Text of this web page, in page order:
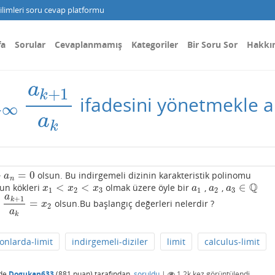
soru cevap platformu
Sorular Cevaplanmamış Kategoriler Bir Soru Sor
∞
ak+1
ak
∞a k+1ak ifadesini yönetmekle
an = 0
0 olsun. Bu indirgemeli dizinin karakteristik polinomu
kökleri x1 < x2 < x3
x1 x2 <x3 olmak üzere öyle bir a1
a1 , a2
a2 , a3
a3 ∈ Q
∈ Q
ak+1
ak
= x2
k+1ak =x2 olsun.Bu başlangıç değerleri nelerdir ?
limit indirgemeli-diziler limit calculus-limit